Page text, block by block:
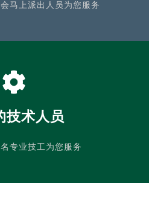
马上派出人员为您服务
技术人员
专业技工为您服务